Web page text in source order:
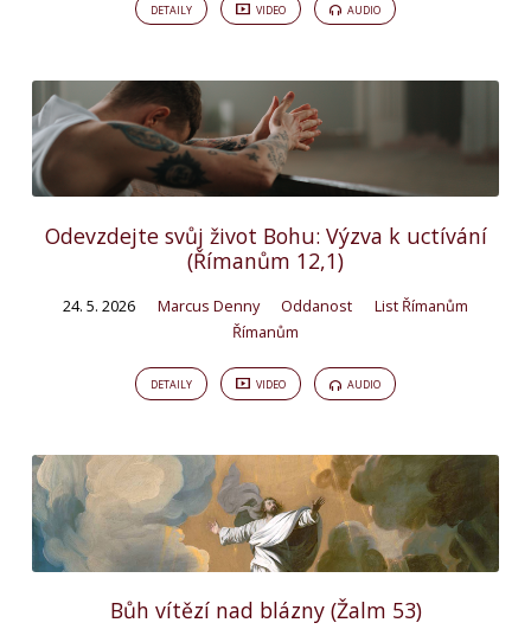
DETAILY VIDEO AUDIO
Odevzdejte svůj život Bohu: Výzva k uctívání
(Římanům 12,1)
24. 5. 2026 Marcus Denny Oddanost
List Římanům
Římanům
DETAILY VIDEO AUDIO
Bůh vítězí nad blázny (Žalm 53)